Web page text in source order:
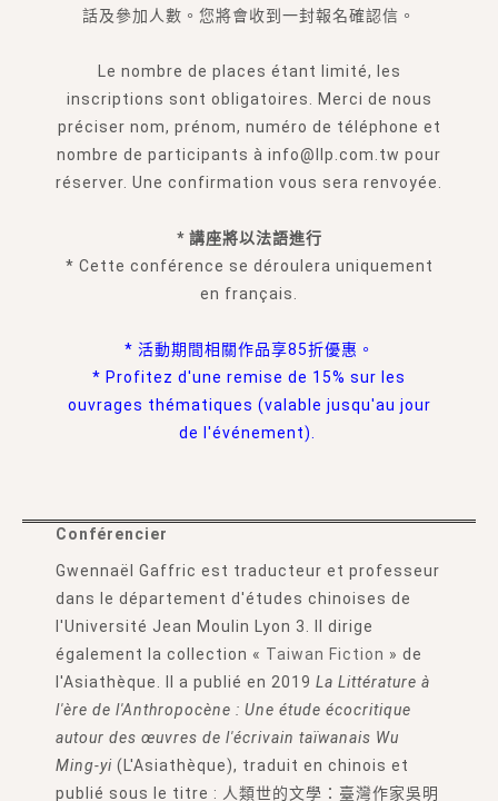
話及參加人數。您將會收到一封報名確認信。
Le nombre de places étant limité, les
inscriptions sont obligatoires. Merci de nous
préciser nom, prénom, numéro de téléphone et
nombre de participants à info@llp.com.tw pour
réserver. Une confirmation vous sera renvoyée.
* 講座將以法語進行
* Cette conférence se déroulera uniquement
en français.
* 活動期間相關作品享85折優惠。
* Profitez d'une remise de 15% sur les
ouvrages thématiques (valable jusqu'au jour
de l'événement).
Conférencier
Gwennaël Gaffric est traducteur et professeur
dans le département d'études chinoises de
l'Université Jean Moulin Lyon 3. Il dirige
également la collection « Taiwan Fiction » de
l'Asiathèque. Il a publié en 2019 La Littérature à
l'ère de l'Anthropocène : Une étude écocritique
autour des œuvres de l'écrivain taïwanais Wu
Ming-yi (L'Asiathèque), traduit en chinois et
publié sous le titre : 人類世的文學：臺灣作家吳明